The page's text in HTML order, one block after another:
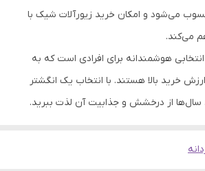
می‌شود و امکان خرید زیورآلات شیک با
می‌کند.
هوشمندانه برای افرادی است که به
خرید بالا هستند. با انتخاب یک انگشتر
سال‌ها از درخشش و جذابیت آن لذت ببرید.